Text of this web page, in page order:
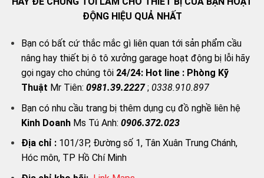
ĐỘNG HIỆU QUẢ NHẤT
Bạn có bất cứ thắc mắc gì liên quan tới sản phẩm cầu
nâng hay thiết bị ô tô xưởng garage hoạt động bị lỗi hãy
gọi ngay cho chúng tôi 24/24: Hot line : Phòng Kỹ
Thuật Mr Tiên: 0981.39.2227; 0338.910.897
Bạn có nhu cầu trang bị thêm dụng cụ đồ nghề liên hệ
Kinh DoanhMs Tú Anh: 0906.372.023
Địa chỉ :101/3P, Đường số 1, Tân Xuân Trung Chánh,
Hóc môn, TP Hồ Chí Minh